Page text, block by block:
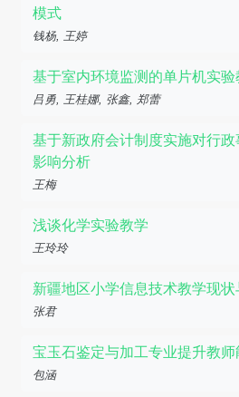
模式
钱杨, 王婷
基于室内环境监测的单片机实验
吕勇, 王桂娜, 张鑫, 郑蕾
基于新政府会计制度实施对行
影响分析
王梅
浅谈化学实验教学
王玲玲
新疆地区小学信息技术教学现状
张君
宝玉石鉴定与加工专业提升教师
包涵